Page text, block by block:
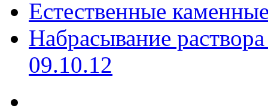
Естественные
Набрасывание
09.10.12